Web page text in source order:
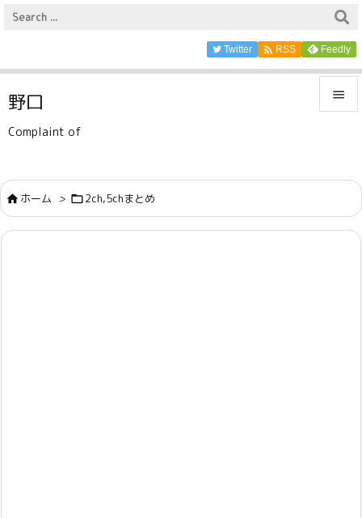

サイド

前へ
Twitter  RSS Feedly
野口
Complaint of
ホーム > 2ch,5chまとめ